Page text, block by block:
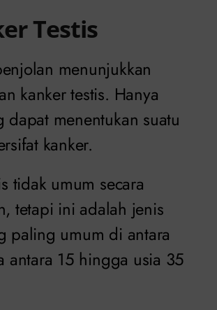
Testis
menunjukkan
kanker testis. Hanya
dapat menentukan suatu
kanker.
tidak umum secara
tetapi ini adalah jenis
paling umum di antara
antara 15 hingga usia 35